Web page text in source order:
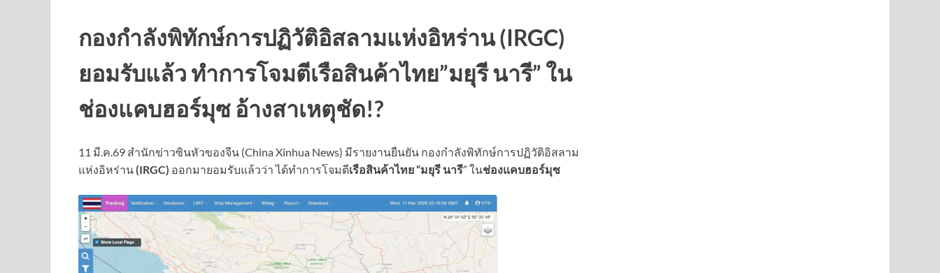
กองกำลังพิทักษ์การปฏิวัติอิสลามแห่งอิหร่าน (IRGC)
ยอมรับแล้ว ทำการโจมตีเรือสินค้าไทย”มยุรี นารี” ใน
ช่องแคบฮอร์มุซ อ้างสาเหตุชัด!?
11 มี.ค.69 สำนักข่าวซินหัวของจีน (China Xinhua News) มีรายงานยืนยัน กองกำลังพิทักษ์การปฏิวัติอิสลาม
แห่งอิหร่าน(IRGC) ออกมายอมรับแล้วว่า ได้ทำการโจมตีเรือสินค้าไทย “มยุรี นารี” ในช่องแคบฮอร์มุซ